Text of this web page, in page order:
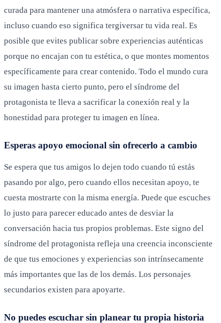
curada para mantener una atmósfera o narrativa específica,
incluso cuando eso significa tergiversar tu vida real. Es
posible que evites publicar sobre experiencias auténticas
porque no encajan con tu estética, o que montes momentos
específicamente para crear contenido. Todo el mundo cura
su imagen hasta cierto punto, pero el síndrome del
protagonista te lleva a sacrificar la conexión real y la
honestidad para proteger tu imagen en línea.
Esperas apoyo emocional sin ofrecerlo a cambio
Se espera que tus amigos lo dejen todo cuando tú estás
pasando por algo, pero cuando ellos necesitan apoyo, te
cuesta mostrarte con la misma energía. Puede que escuches
lo justo para parecer educado antes de desviar la
conversación hacia tus propios problemas. Este signo del
síndrome del protagonista refleja una creencia inconsciente
de que tus emociones y experiencias son intrínsecamente
más importantes que las de los demás. Los personajes
secundarios existen para apoyarte.
No puedes escuchar sin planear tu propia historia